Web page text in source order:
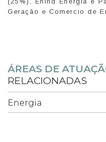
Geração e Comercio de
ÁREAS DE
RELACIONADAS
Energia